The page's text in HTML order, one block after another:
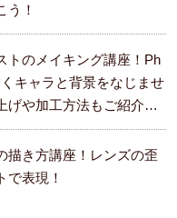
う！
トのメイキング講座！Ph
キャラと背景をなじませ
げや加工方法もご紹介し
描き方講座！レンズの歪
で表現！